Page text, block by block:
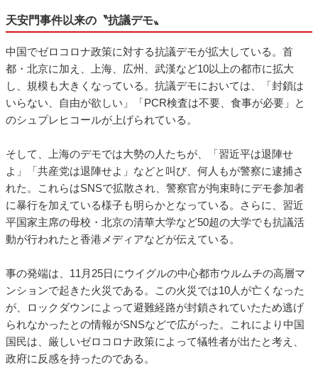
天安門事件以来の〝抗議デモ〟
中国でゼロコロナ政策に対する抗議デモが拡大している。首
都・北京に加え、上海、広州、武漢など10以上の都市に拡大
し、規模も大きくなっている。抗議デモにおいては、「封鎖は
いらない、自由が欲しい」「PCR検査は不要、食事が必要」と
のシュプレヒコールが上げられている。
そして、上海のデモでは大勢の人たちが、「習近平は退陣せ
よ」「共産党は退陣せよ」などと叫び、何人もが警察に逮捕さ
れた。これらはSNSで拡散され、警察官が拘束時にデモ参加者
に暴行を加えている様子も明らかとなっている。さらに、習近
平国家主席の母校・北京の清華大学など50超の大学でも抗議活
動が行われたと香港メディアなどが伝えている。
事の発端は、11月25日にウイグルの中心都市ウルムチの高層マ
ンションで起きた火災である。この火災では10人が亡くなった
が、ロックダウンによって避難経路が封鎖されていたため逃げ
られなかったとの情報がSNSなどで広がった。これにより中国
国民は、厳しいゼロコロナ政策によって犠牲者が出たと考え、
政府に反感を持ったのである。